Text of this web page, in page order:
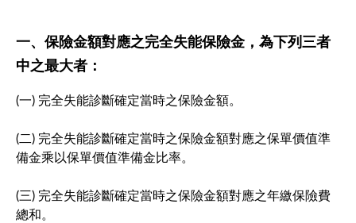
一、保險金額對應之完全失能保險金，為下列三者
中之最大者：
(一) 完全失能診斷確定當時之保險金額。
(二) 完全失能診斷確定當時之保險金額對應之保單價值準
備金乘以保單價值準備金比率。
(三) 完全失能診斷確定當時之保險金額對應之年繳保險費
總和。